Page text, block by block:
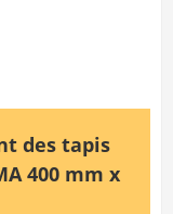
des tapis
400 mm x